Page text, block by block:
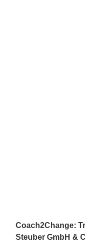
Coach2Change:
Steuber GmbH &